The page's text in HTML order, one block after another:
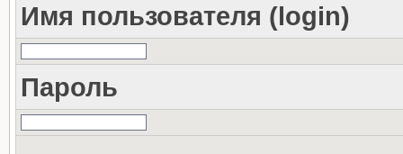
Имя пользователя (login)
Пароль